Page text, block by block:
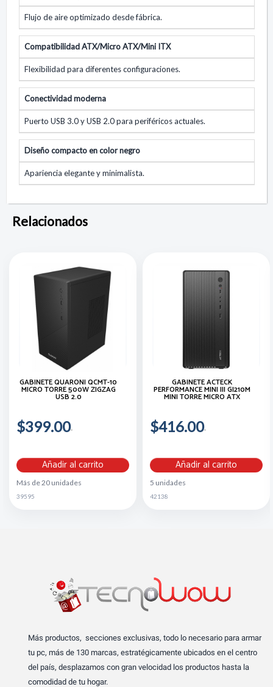
Flujo de aire optimizado desde fábrica.
Compatibilidad ATX/Micro ATX/Mini ITX
Flexibilidad para diferentes configuraciones.
Conectividad moderna
Puerto USB 3.0 y USB 2.0 para periféricos actuales.
Diseño compacto en color negro
Apariencia elegante y minimalista.
Relacionados
GABINETE QUARONI QCMT-10
MICRO TORRE 500W ZIGZAG
USB 2.0
$399.00
Añadir al carrito
Más de 20 unidades
39595
GABINETE ACTECK
PERFORMANCE MINI III GI210M
MINI TORRE MICRO ATX
$416.00
Añadir al carrito
5 unidades
42138
Más productos, secciones exclusivas, todo lo necesario para armar
tu pc, más de 130 marcas, estratégicamente ubicados en el centro
del país, desplazamos con gran velocidad los productos hasta la
comodidad de tu hogar.